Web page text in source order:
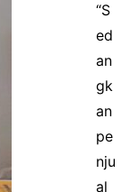
“S
ed
an
gk
an
pe
nju
al